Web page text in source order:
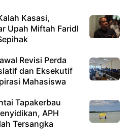
Kasasi,
Upah Miftah Faridl
Revisi Perda
dan Eksekutif
Mahasiswa
Tapakerbau
APH
Tersangka